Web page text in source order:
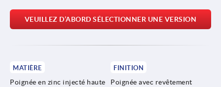
VEUILLEZ D’ABORD SÉLECTIONNER UNE VERSION
MATIÈRE
Poignée en zinc injecté haute
FINITION
Poignée avec revêtement